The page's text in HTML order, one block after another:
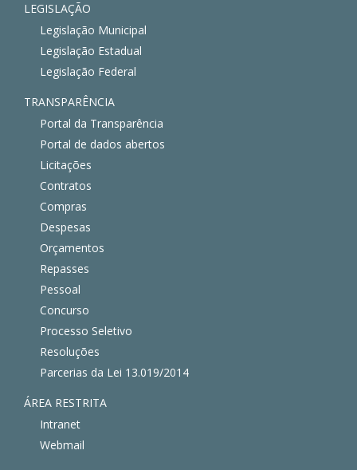
LEGISLAÇÃO
Legislação Municipal
Legislação Estadual
Legislação Federal
TRANSPARÊNCIA
Portal da Transparência
Portal de dados abertos
Licitações
Contratos
Compras
Despesas
Orçamentos
Repasses
Pessoal
Concurso
Processo Seletivo
Resoluções
Parcerias da Lei 13.019/2014
ÁREA RESTRITA
Intranet
Webmail